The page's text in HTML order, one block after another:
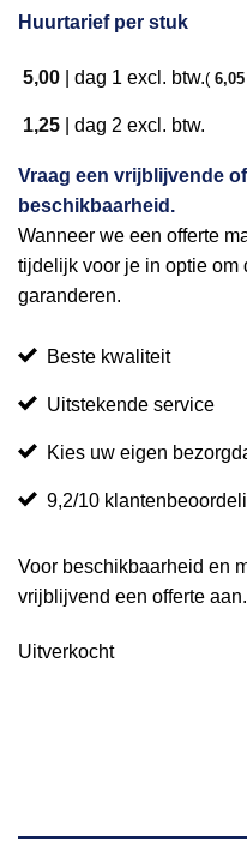
Huurtarief per stuk
5,00 dag 1 excl. btw.( 6,05
1,25 dag 2 excl. btw.
Vraag een vrijblijvende
beschikbaarheid.
Wanneer we een offerte
tijdelijk voor je in optie om
garanderen.
Beste kwaliteit
Uitstekende service
Kies uw eigen
9,2/10
Voor beschikbaarheid en
vrijblijvend een offerte aan.
Uitverkocht